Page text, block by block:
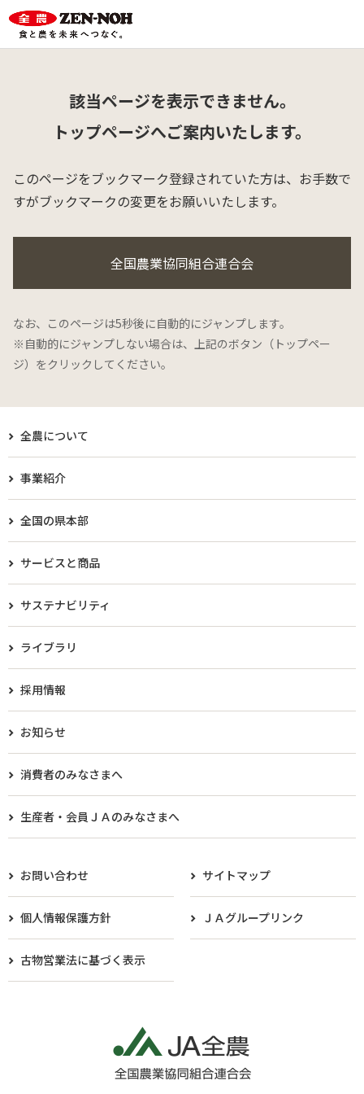
該当ページを表示できません。
トップページへご案内いたします。
このページをブックマーク登録されていた方は、 お手数で
すがブックマークの変更をお願いいたします。
全国農業協同組合連合会
なお、このページは5秒後に自動的にジャンプします。
※自動的にジャンプしない場合は、上記のボタン（トップペー
ジ）をクリックしてください。
全農について
事業紹介
全国の県本部
サービスと商品
サステナビリティ
ライブラリ
採用情報
お知らせ
消費者のみなさまへ
生産者・会員ＪＡのみなさまへ​
お問い合わせ サイトマップ
個人情報保護方針 ＪＡグループリンク
古物営業法に基づく表示